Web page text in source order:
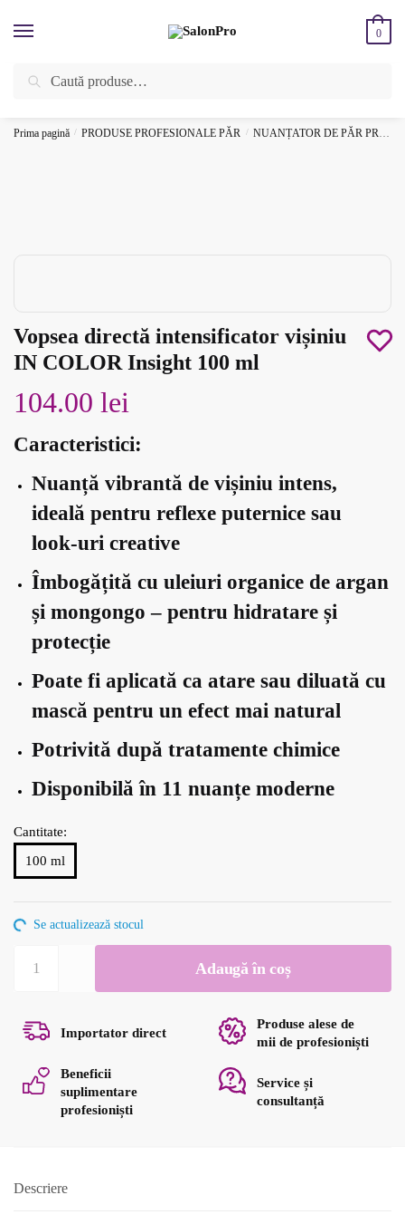
Caută
Caută
0
ÎNREGISTREAZĂ-TE SI BENEFICIEAZĂ DE CADOURI ȘI REDUCERI
Prima pagină / PRODUSE PROFESIONALE PĂR / NUANȚATOR DE PĂR PROFESIONAL
Vopsea directă intensificator vișiniu
IN COLOR Insight 100 ml
104.00 lei
Caracteristici:
Nuanță vibrantă de vișiniu intens,
ideală pentru reflexe puternice sau
look-uri creative
Îmbogățită cu uleiuri organice de argan
și mongongo – pentru hidratare și
protecție
Poate fi aplicată ca atare sau diluată cu
mască pentru un efect mai natural
Potrivită după tratamente chimice
Disponibilă în 11 nuanțe moderne
Cantitate:
100 ml
Se actualizează stocul
Vopsea
intensificator
vișiniu
COLOR
Adaugă în coș
Importator direct
Produse alese de
mii de profesioniști
Beneficii
suplimentare
profesioniști
Service și
consultanță
Descriere